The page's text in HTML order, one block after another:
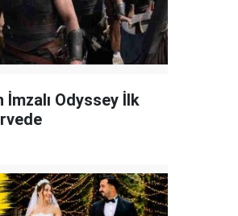
Odyssey İlk